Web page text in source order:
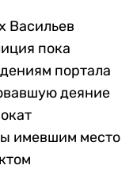
Васильев
пока
портала
деяние
имевшим место